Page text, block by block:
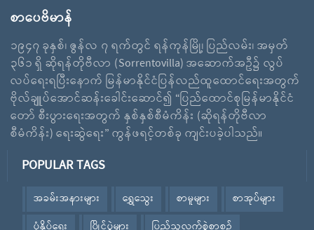
စာပေဗိမာန်
၁၉၄၇ ခုနှစ်၊ ဇွန်လ ၇ ရက်တွင် ရန်ကုန်မြို့၊ ပြည်လမ်း၊ အမှတ်
၃၆၁ ရှိ ဆိုရန်တိုဗီလာ (Sorrentovilla) အဆောက်အဦ၌ လွပ်
လပ်ရေးရပြီးနောက် မြန်မာနိုင်ငံပြန်လည်ထူထောင်ရေးအတွက်
ဗိုလ်ချူပ်အောင်ဆန်းခေါင်းဆောင်၍ “ပြည်ထောင်စုမြန်မာနိုင်ငံ
တော် စီးပွားရေးအတွက် နှစ်နှစ်စီမံကိန်း (ဆိုရန်တိုဗီလာ
စီမံကိန်း) ရေးဆွဲရေး” ကွန်ဖရင့်တစ်ခု ကျင်းပခဲ့ပါသည်။
POPULAR TAGS
အခမ်းအနားများ ရွှေသွေး စာမူများ
စာအုပ်များ
ပုံနှိပ်ရေး
ပြိုင်ပွဲများ
ပြည်သူ့လက်စွဲစာစဉ်